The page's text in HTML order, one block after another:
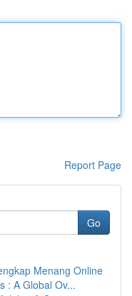
Report Page
Go
Menang Online
: A Global Ov...